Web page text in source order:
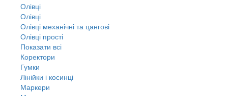
Олівці
Олівці
Олівці механічні та цангові
Олівці прості
Показати всі
Коректори
Гумки
Лінійки і косинці
Маркери